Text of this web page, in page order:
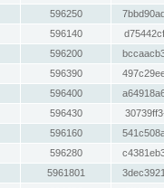
596250
596140
596200
596390
596400
596430
596160
596280
5961801